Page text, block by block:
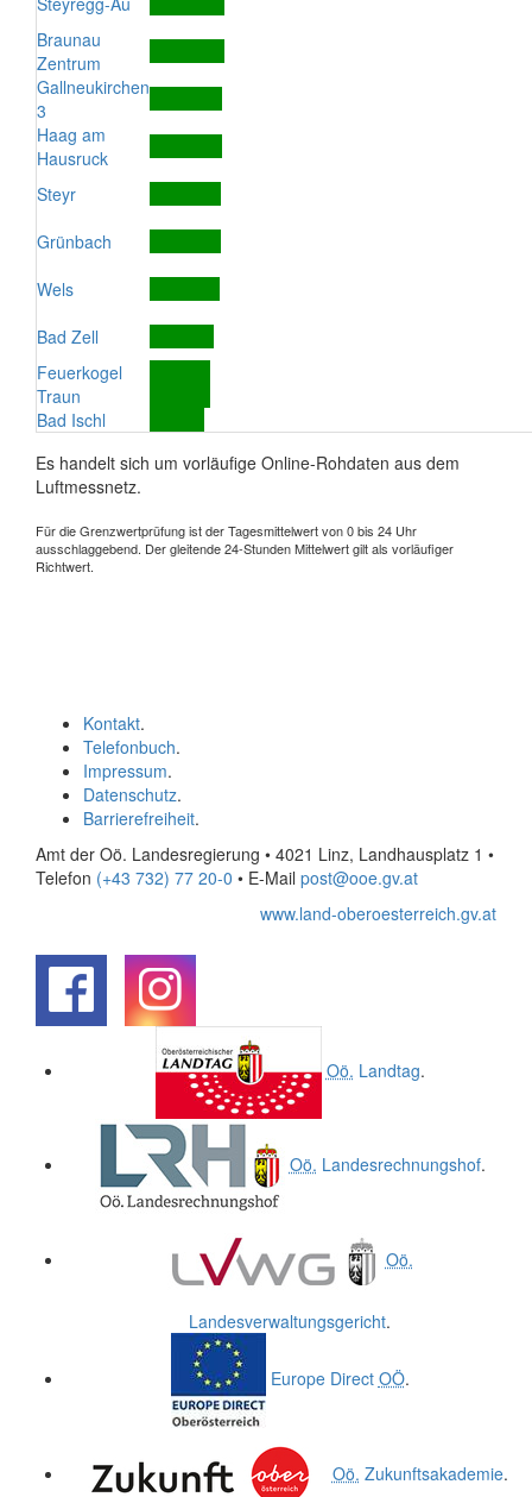
Braunau
Zentrum
Gallneukirchen
3
Haag am
Hausruck
Steyr
Grünbach
Wels
Bad Zell
Feuerkogel
Traun
Bad Ischl
Es handelt sich um vorläufige Online-Rohdaten aus dem
Luftmessnetz.
Für die Grenzwertprüfung ist der Tagesmittelwert von 0 bis 24 Uhr
ausschlaggebend. Der gleitende 24-Stunden Mittelwert gilt als vorläufiger
Richtwert.
Kontakt.
Telefonbuch.
Impressum.
Datenschutz.
Barrierefreiheit.
Amt der Oö. Landesregierung • 4021 Linz, Landhausplatz 1 •
Telefon (+43 732) 77 20-0 • E-Mail post@ooe.gv.at
www.land-oberoesterreich.gv.at
Oö. Landtag.
Oö. Landesrechnungshof.
Oö.
Landesverwaltungsgericht.
Europe Direct OÖ.
Oö. Zukunftsakademie.